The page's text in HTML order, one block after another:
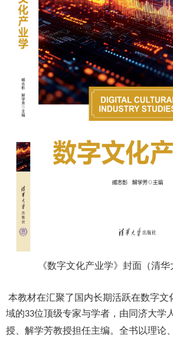
《数字文化产业学》封面（清
本教材在汇聚了国内长期活跃在数字文
域的33位顶级专家与学者，由同济大学
授、解学芳教授担任主编。全书以理论